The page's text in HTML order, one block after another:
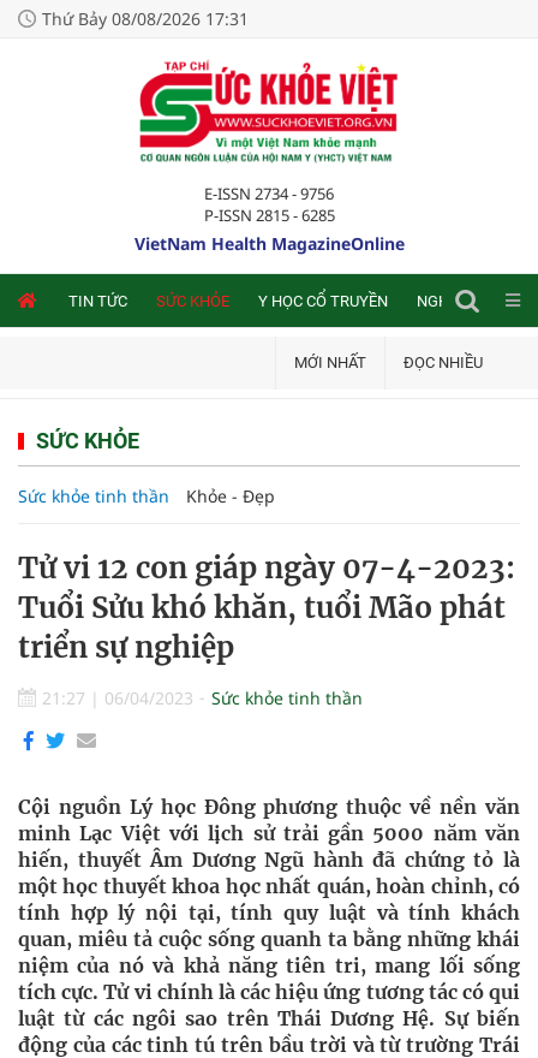
Thứ Bảy 08/08/2026 17:31
E-ISSN 2734 - 9756
P-ISSN 2815 - 6285
VietNam Health MagazineOnline
TIN TỨC SỨC KHỎE Y HỌC CỔ TRUYỀN NGHIÊN CỨU
MỚI NHẤT ĐỌC NHIỀU
SỨC KHỎE
Sức khỏe tinh thần Khỏe - Đẹp
Tử vi 12 con giáp ngày 07-4-2023:
Tuổi Sửu khó khăn, tuổi Mão phát
triển sự nghiệp
21:27 | 06/04/2023 Sức khỏe tinh thần
Cội nguồn Lý học Đông phương thuộc về nền văn
minh Lạc Việt với lịch sử trải gần 5000 năm văn
hiến, thuyết Âm Dương Ngũ hành đã chứng tỏ là
một học thuyết khoa học nhất quán, hoàn chỉnh, có
tính hợp lý nội tại, tính quy luật và tính khách
quan, miêu tả cuộc sống quanh ta bằng những khái
niệm của nó và khả năng tiên tri, mang lối sống
tích cực. Tử vi chính là các hiệu ứng tương tác có qui
luật từ các ngôi sao trên Thái Dương Hệ. Sự biến
động của các tinh tú trên bầu trời và từ trường Trái